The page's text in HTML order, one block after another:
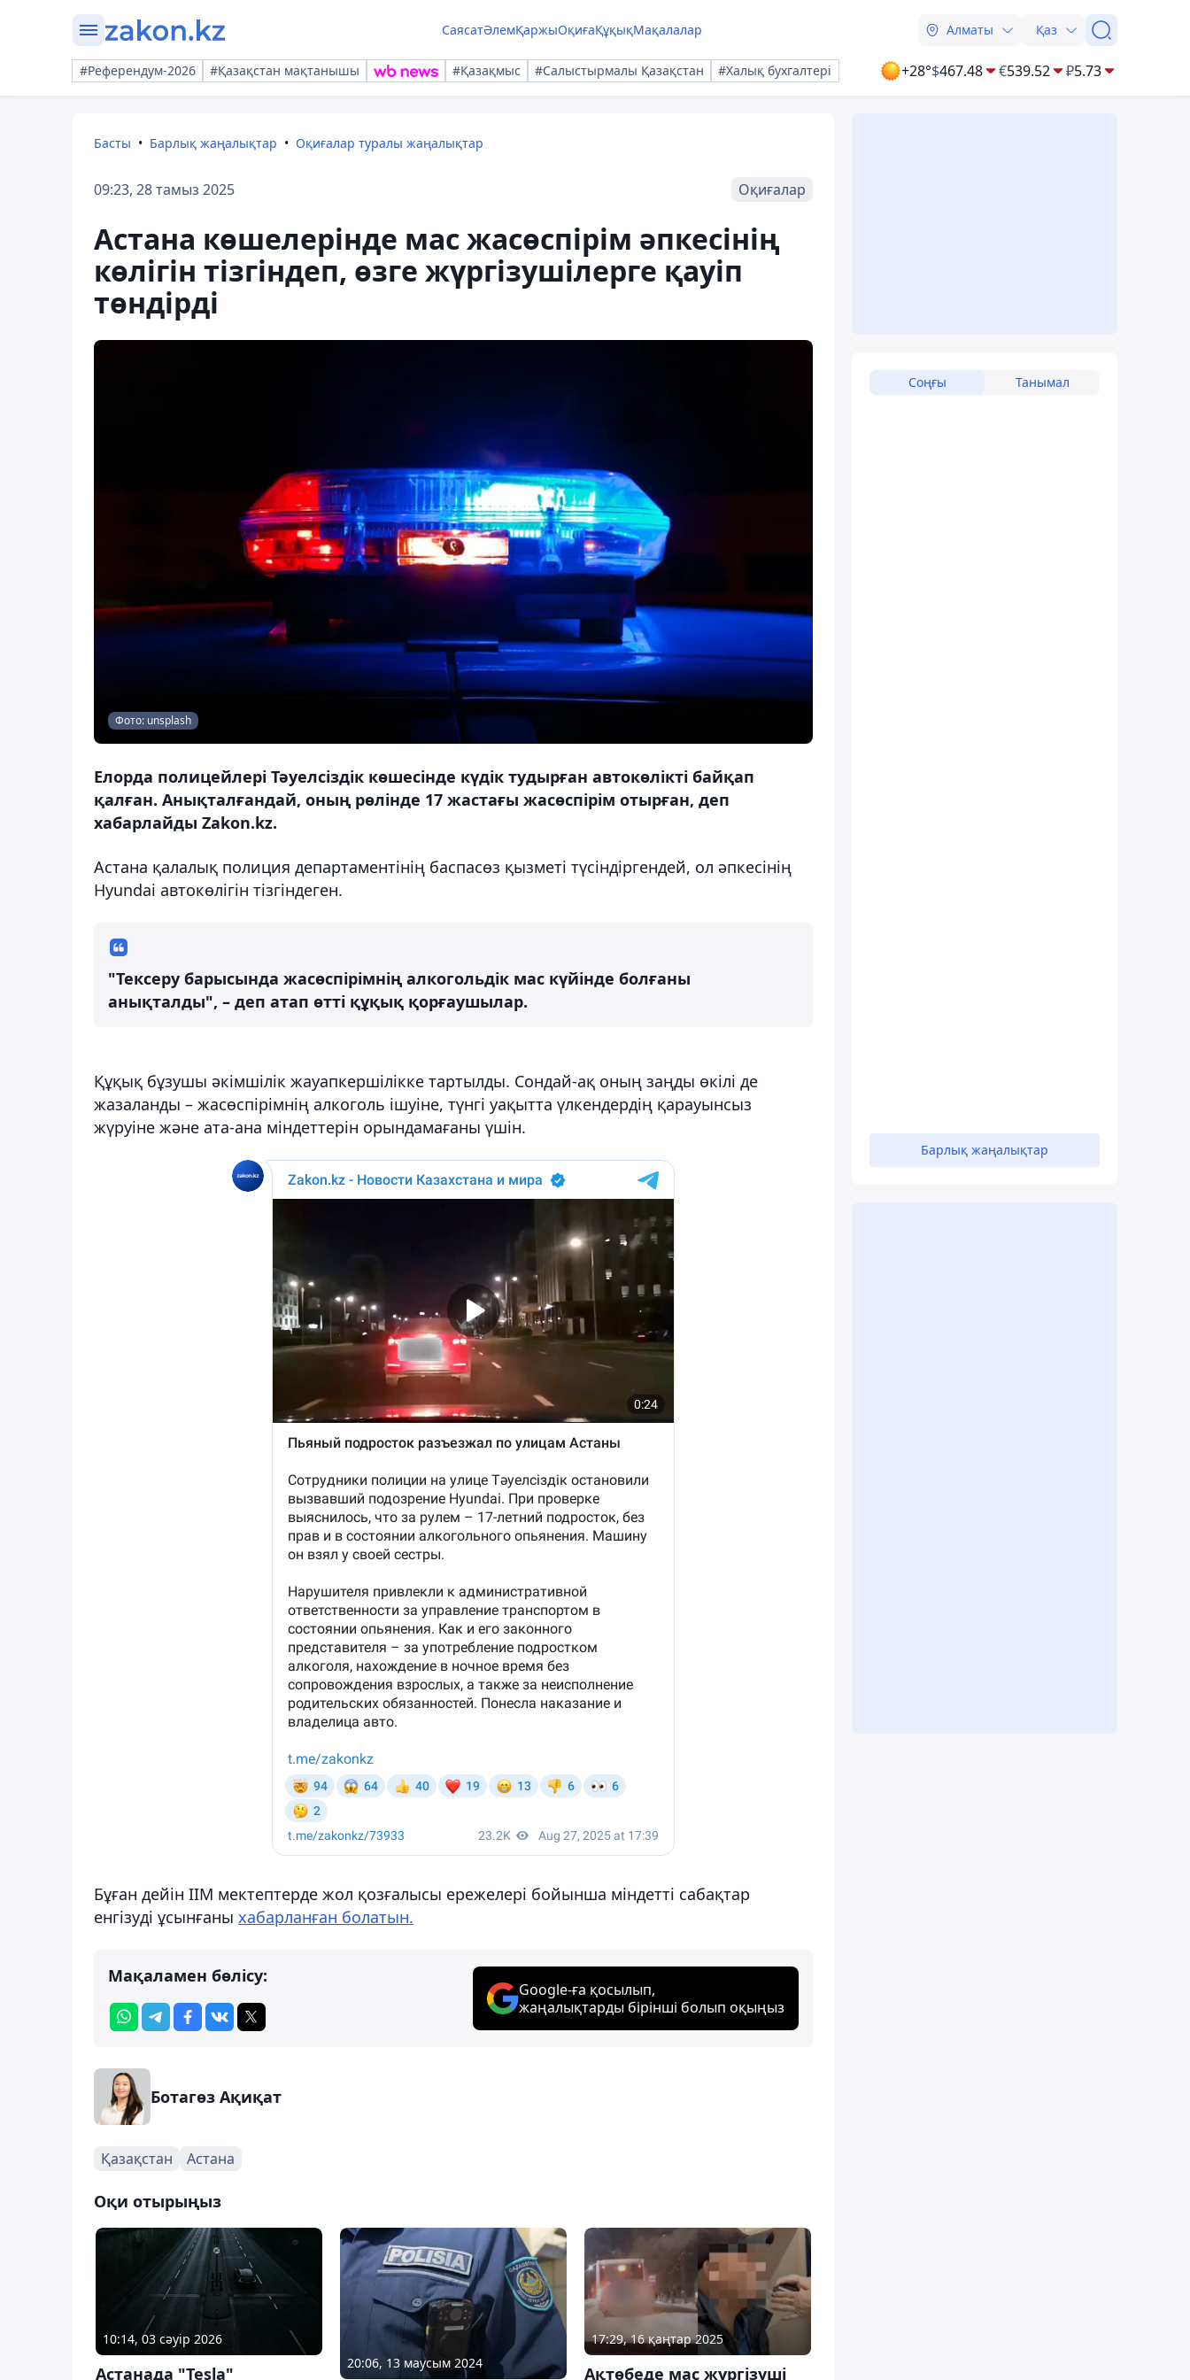
СаясатӘлемҚаржыОқиғаҚұқықМақалалар Алматы Қаз
#Референдум-2026 #Қазақстан мақтанышы #Қазақмыс #Салыстырмалы Қазақстан #Халық бухгалтері +28°$467.48 €539.52 ₽5.73
Басты Барлық жаңалықтар Оқиғалар туралы жаңалықтар
09:23, 28 тамыз 2025 Оқиғалар
Астана көшелерінде мас жасөспірім әпкесінің
көлігін тізгіндеп, өзге жүргізушілерге қауіп
төндірді
Фото: unsplash
Елорда полицейлері Тәуелсіздік көшесінде күдік тудырған автокөлікті байқап
қалған. Анықталғандай, оның рөлінде 17 жастағы жасөспірім отырған, деп
хабарлайды Zakon.kz.
Астана қалалық полиция департаментінің баспасөз қызметі түсіндіргендей, ол әпкесінің
Hyundai автокөлігін тізгіндеген.
"Тексеру барысында жасөспірімнің алкогольдік мас күйінде болғаны
анықталды", – деп атап өтті құқық қорғаушылар.
Құқық бұзушы әкімшілік жауапкершілікке тартылды. Сондай-ақ оның заңды өкілі де
жазаланды – жасөспірімнің алкоголь ішуіне, түнгі уақытта үлкендердің қарауынсыз
жүруіне және ата-ана міндеттерін орындамағаны үшін.
Бұған дейін ІІМ мектептерде жол қозғалысы ережелері бойынша міндетті сабақтар
енгізуді ұсынғаны хабарланған болатын.
Мақаламен бөлісу:
Google-ға қосылып,
жаңалықтарды бірінші болып оқыңыз
Ботагөз Ақиқат
Қазақстан Астана
Оқи отырыңыз
10:14, 03 сәуір 2026
Астанада "Tesla"
20:06, 13 маусым 2024
17:29, 16 қаңтар 2025
Ақтөбеде мас жүргізуші
Соңғы Танымал
Барлық жаңалықтар